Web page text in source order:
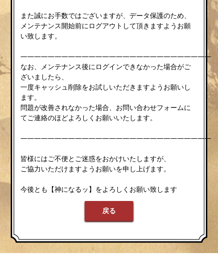
また誠にお手数ではございますが、データ保護のため、
メンテナンス開始前にログアウトして頂きますようお願
い致します。
————————————————————————————
なお、メンテナンス後にログインできなかった場合がご
ざいましたら、
一度キャッシュ削除をお試しいただきますようお願いし
ます。
問題が改善されなかった場合、お問い合わせフォームに
てご連絡のほどよろしくお願いいたします。
————————————————————————————
皆様にはご不便とご迷惑をおかけいたしますが、
ご協力いただけますようお願いを申し上げます。
今後とも【神になるッ】をよろしくお願い致します
戻る